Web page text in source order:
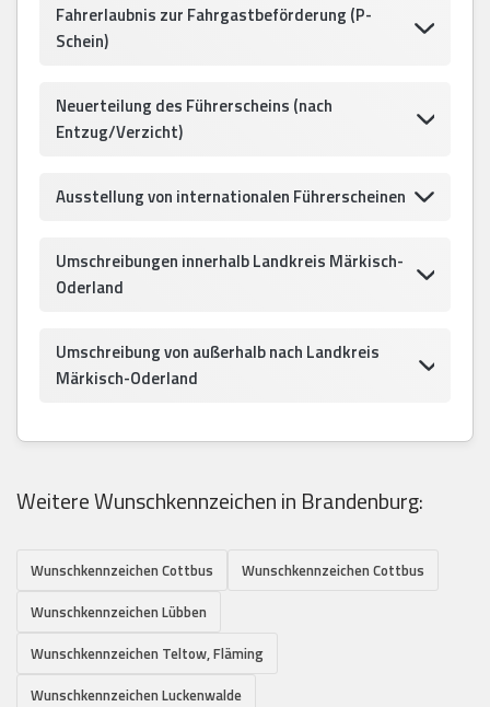
Fahrerlaubnis zur Fahrgastbeförderung (P-
Schein)
Neuerteilung des Führerscheins (nach
Entzug/Verzicht)
Ausstellung von internationalen Führerscheinen
Umschreibungen innerhalb Landkreis Märkisch-
Oderland
Umschreibung von außerhalb nach Landkreis
Märkisch-Oderland
Weitere Wunschkennzeichen in Brandenburg:
Wunschkennzeichen Cottbus
Wunschkennzeichen Cottbus
Wunschkennzeichen Lübben
Wunschkennzeichen Teltow, Fläming
Wunschkennzeichen Luckenwalde